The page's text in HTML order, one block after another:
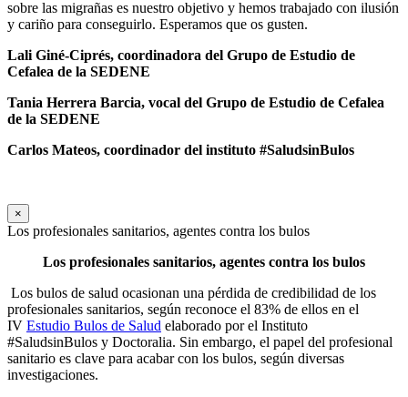
sobre las migrañas es nuestro objetivo y hemos trabajado con ilusión
y cariño para conseguirlo. Esperamos que os gusten.
Lali Giné-Ciprés, coordinadora del Grupo de Estudio de
Cefalea de la SEDENE
Tania Herrera Barcia, vocal del Grupo de Estudio de Cefalea
de la SEDENE
Carlos Mateos, coordinador del instituto #SaludsinBulos
×
Los profesionales sanitarios, agentes contra los bulos
Los profesionales sanitarios, agentes contra los bulos
Los bulos de salud ocasionan una pérdida de credibilidad de los
profesionales sanitarios, según reconoce el 83% de ellos en el
IV Estudio Bulos de Salud elaborado por el Instituto
#SaludsinBulos y Doctoralia. Sin embargo, el papel del profesional
sanitario es clave para acabar con los bulos, según diversas
investigaciones.